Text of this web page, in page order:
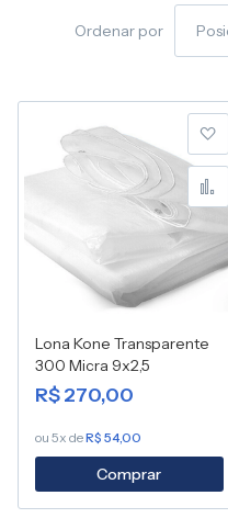
Ordenar por
Lona Kone Transparente
300 Micra 9x2,5
R$ 270,00
ou 5x deR$ 54,00
Comprar